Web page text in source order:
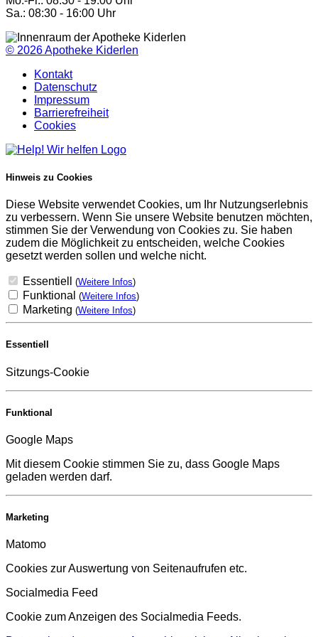
Sa.: 08:30 - 16:00 Uhr
© 2026Apotheke Kiderlen
Kontakt
Datenschutz
Impressum
Barrierefreiheit
Cookies
Hinweis zu Cookies
Diese Website verwendet Cookies, um Ihr Nutzungserlebnis
zu verbessern. Wenn Sie unsere Website benutzen möchten,
stimmen Sie der Verwendung von Cookies zu. Sie haben
zudem die Möglichkeit zu entscheiden, welche Cookies
gesetzt werden sollen und welche nicht.
Essentiell (Weitere Infos)
Funktional (Weitere Infos)
Marketing (Weitere Infos)
Essentiell
Sitzungs-Cookie
Funktional
Google Maps
Mit diesem Cookie stimmen Sie zu, dass Google Maps
geladen werden darf.
Marketing
Matomo
Cookies zur Auswertung von Seitenaufrufen etc.
Socialmedia Feed
Cookie zum Anzeigen des Socialmedia Feeds.